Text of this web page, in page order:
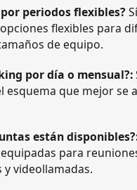
periodos flexibles?
flexibles para
de equipo.
por día o mensual?:
esquema que mejor se
están
para
videollamadas.